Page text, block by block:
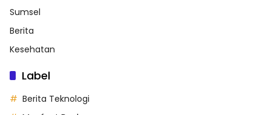
Sumsel
Berita
Kesehatan
Label
Berita Teknologi